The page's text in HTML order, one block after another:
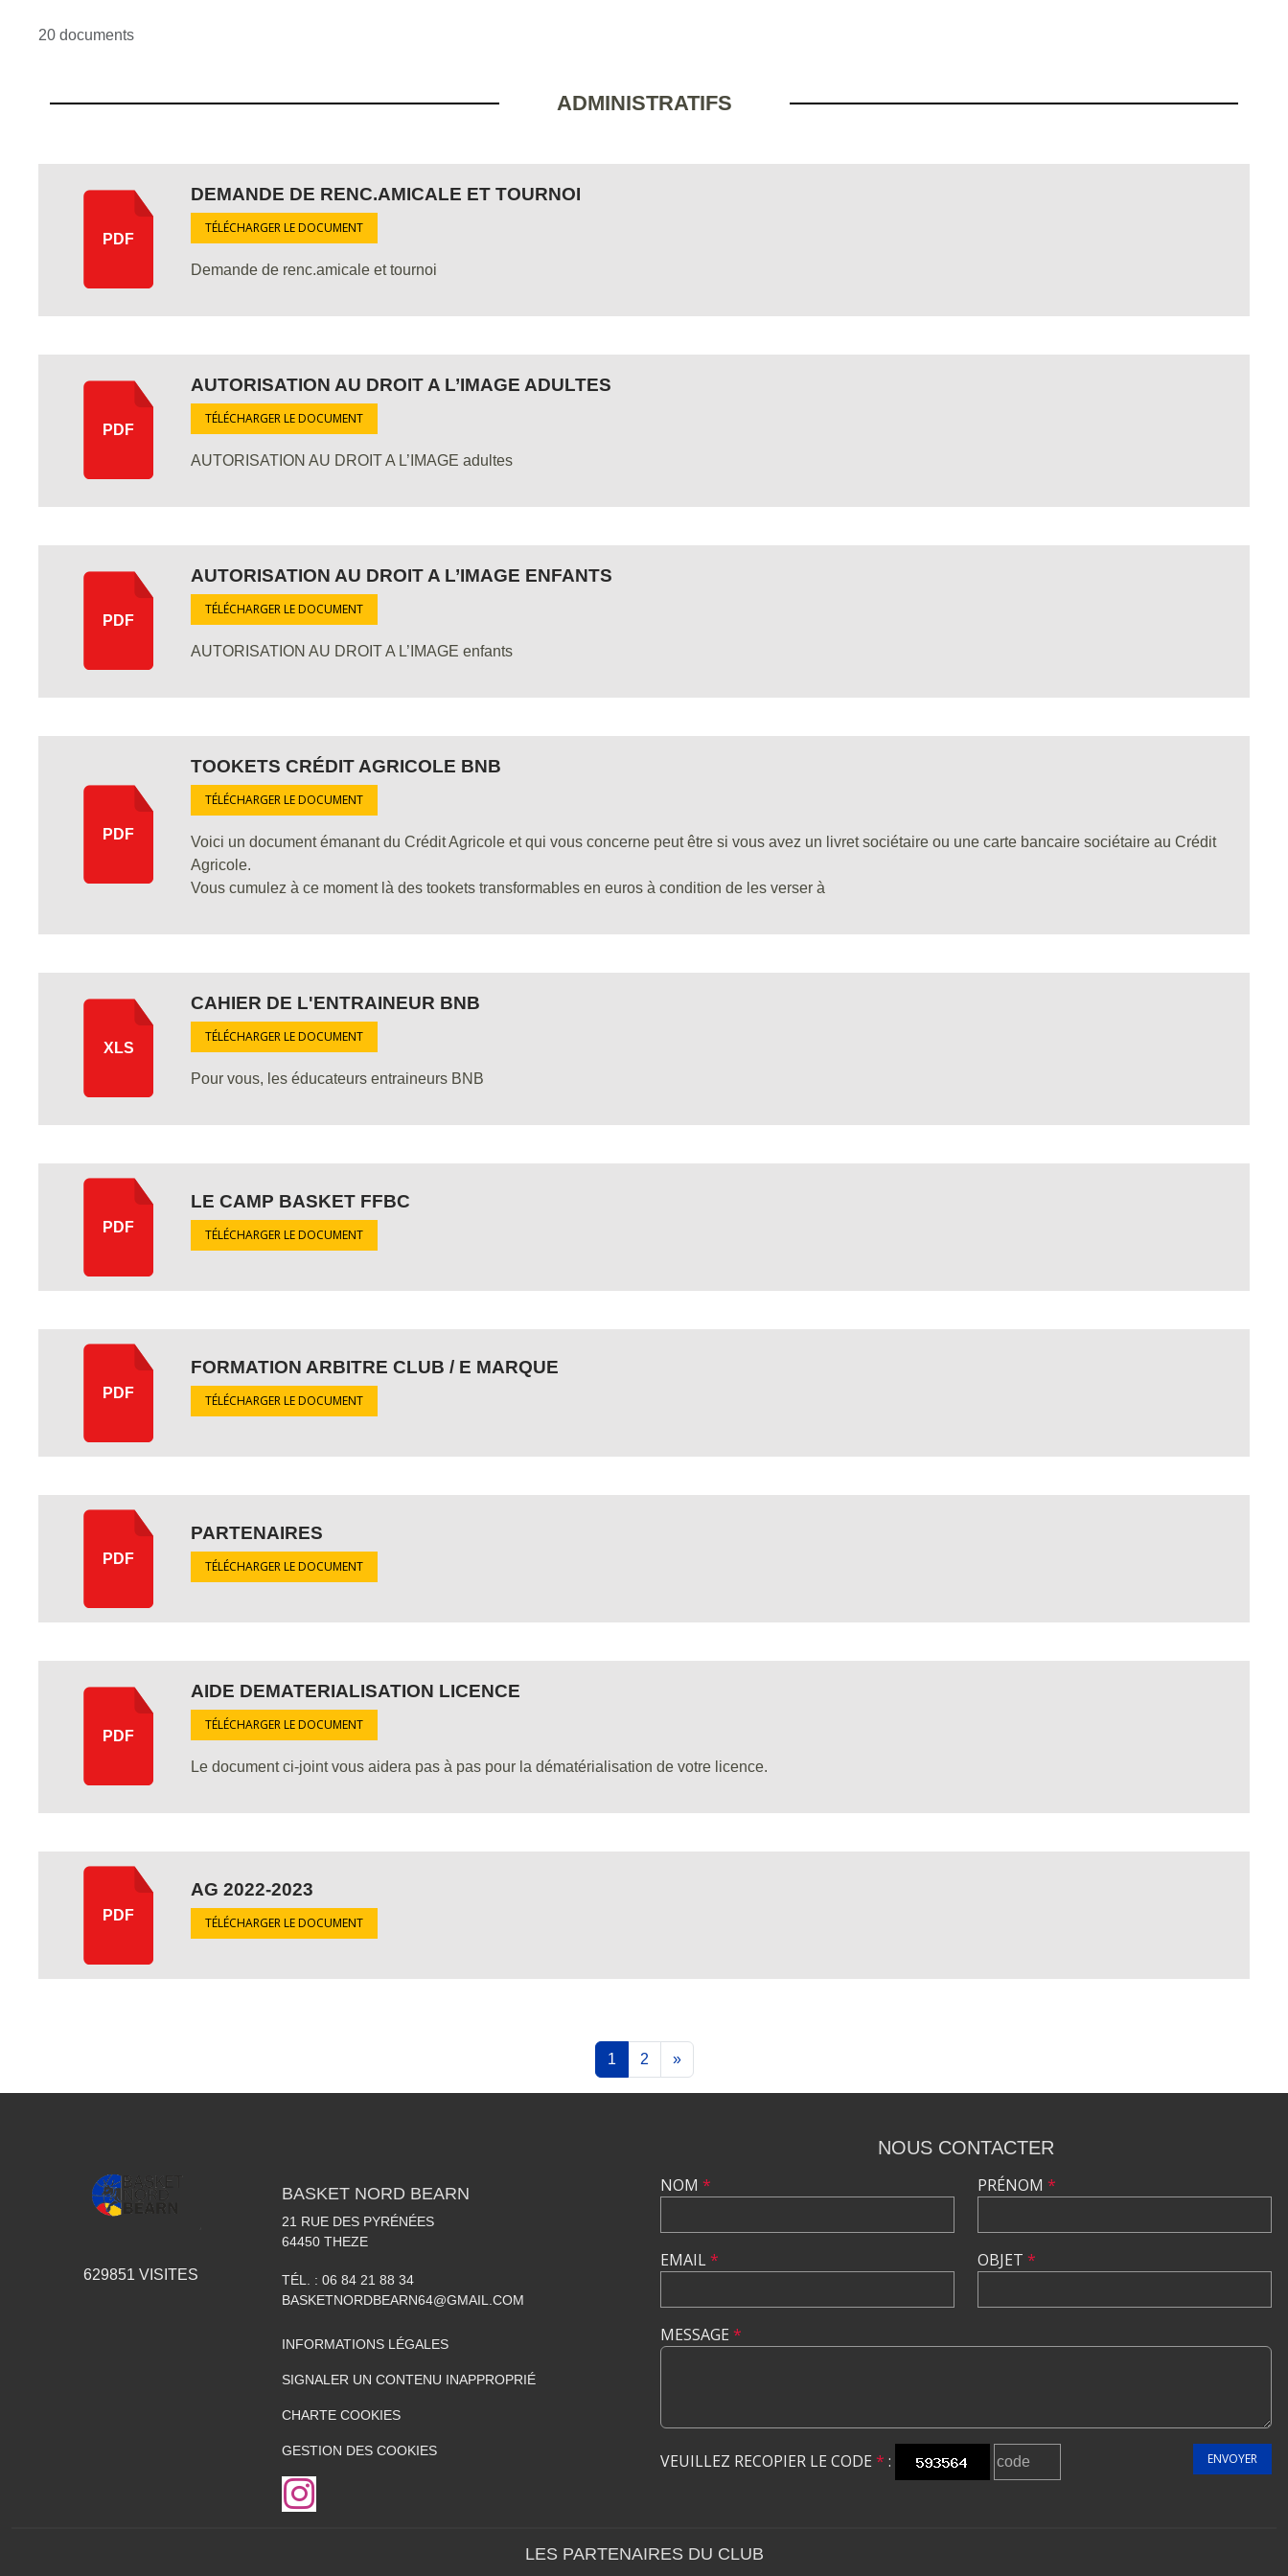
20 documents
ADMINISTRATIFS
PDF
DEMANDE DE RENC.AMICALE ET TOURNOI
TÉLÉCHARGER LE DOCUMENT
Demande de renc.amicale et tournoi
PDF
AUTORISATION AU DROIT A L’IMAGE ADULTES
TÉLÉCHARGER LE DOCUMENT
AUTORISATION AU DROIT A L’IMAGE adultes
PDF
AUTORISATION AU DROIT A L’IMAGE ENFANTS
TÉLÉCHARGER LE DOCUMENT
AUTORISATION AU DROIT A L’IMAGE enfants
PDF
TOOKETS CRÉDIT AGRICOLE BNB
TÉLÉCHARGER LE DOCUMENT
Voici un document émanant du Crédit Agricole et qui vous concerne peut être si vous avez un livret sociétaire ou une carte bancaire sociétaire au Crédit
Agricole.
Vous cumulez à ce moment là des tookets transformables en euros à condition de les verser à
XLS
CAHIER DE L'ENTRAINEUR BNB
TÉLÉCHARGER LE DOCUMENT
Pour vous, les éducateurs entraineurs BNB
PDF
LE CAMP BASKET FFBC
TÉLÉCHARGER LE DOCUMENT
PDF
FORMATION ARBITRE CLUB / E MARQUE
TÉLÉCHARGER LE DOCUMENT
PDF
PARTENAIRES
TÉLÉCHARGER LE DOCUMENT
PDF
AIDE DEMATERIALISATION LICENCE
TÉLÉCHARGER LE DOCUMENT
Le document ci-joint vous aidera pas à pas pour la dématérialisation de votre licence.
PDF
AG 2022-2023
TÉLÉCHARGER LE DOCUMENT
1 2 »
629851 VISITES
BASKET NORD BEARN
21 RUE DES PYRÉNÉES
64450 THEZE
TÉL. : 06 84 21 88 34
BASKETNORDBEARN64@GMAIL.COM
INFORMATIONS LÉGALES
SIGNALER UN CONTENU INAPPROPRIÉ
CHARTE COOKIES
GESTION DES COOKIES
NOUS CONTACTER
NOM *
EMAIL*
PRÉNOM *
OBJET *
MESSAGE *
VEUILLEZ RECOPIER LE CODE * : ENVOYER
LES PARTENAIRES DU CLUB